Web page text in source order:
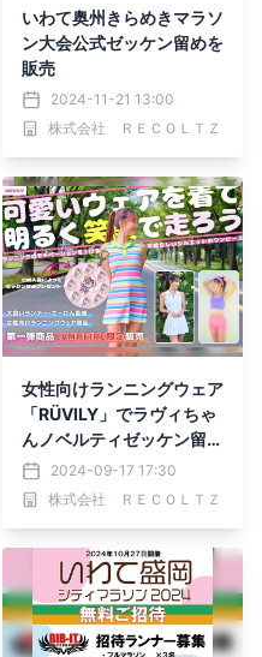
いわて奥州きらめきマラソ
ン大会公式ゼッケン留めを
販売
2024-11-21 13:00
株式会社 ＲＥＣＯＬＴＺ
女性向けランニングウェア
「RÜVILY」でラヴィちゃ
んノベルティゼッケン留め
をプレゼント
2024-09-17 17:30
株式会社 ＲＥＣＯＬＴＺ